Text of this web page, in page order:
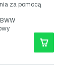
-
- Biały
za pomocą